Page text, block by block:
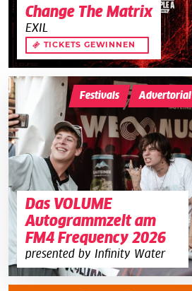
Change The Matrix
EXIL
TICKETS GEWINNEN
Das VOLUME
Autogrammzelt am
FM4 Frequency 2026
presented by Infinity Water
Festivals Advertorial